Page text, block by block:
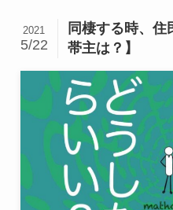
同棲する時、
帯主は？】
2021
5/22